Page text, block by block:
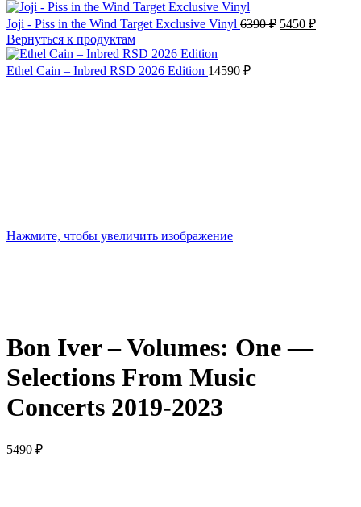
Joji - Piss in the Wind Target Exclusive Vinyl 6390₽ 5450 ₽Текущая
Вернуться к продуктам
Ethel Cain – Inbred RSD 2026 Edition 14590 ₽
Нажмите, чтобы увеличить изображение
Bon Iver – Volumes: One —
Selections From Music
Concerts 2019-2023
5490 ₽